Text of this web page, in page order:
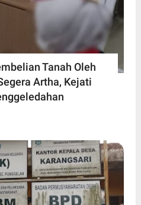
Tanah Oleh
Artha, Kejati